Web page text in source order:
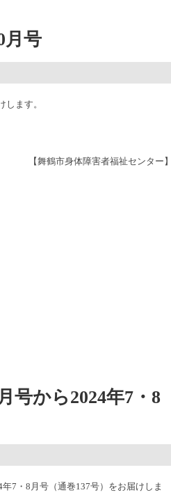
月号
します。
【舞鶴市身体障害者福祉センター】
号から2024年7・8
7・8月号（通巻137号）をお届けしま